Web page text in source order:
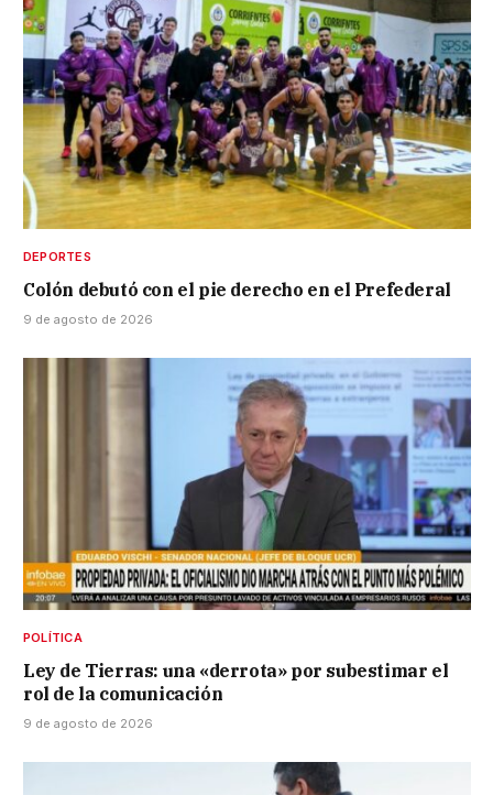
DEPORTES
Colón debutó con el pie derecho en el Prefederal
9 de agosto de 2026
POLÍTICA
Ley de Tierras: una «derrota» por subestimar el
rol de la comunicación
9 de agosto de 2026